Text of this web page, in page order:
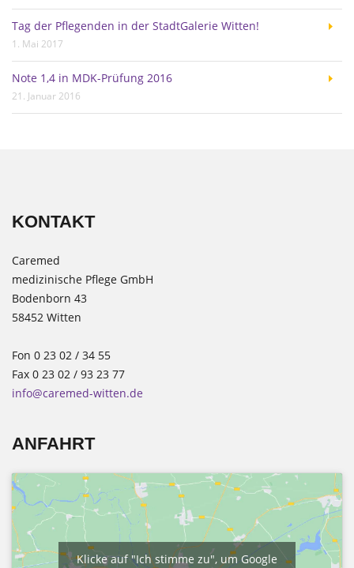
Tag der Pflegenden in der StadtGalerie Witten!
1. Mai 2017
Note 1,4 in MDK-Prüfung 2016
21. Januar 2016
KONTAKT
Caremed
medizinische Pflege GmbH
Bodenborn 43
58452 Witten
Fon 0 23 02 / 34 55
Fax 0 23 02 / 93 23 77
info@caremed-witten.de
ANFAHRT
Klicke auf "Ich stimme zu", um Google